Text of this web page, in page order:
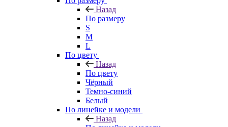
Назад
По размеру
S
M
L
По цвету
Назад
По цвету
Чёрный
Темно-синий
Белый
По линейке и модели
Назад